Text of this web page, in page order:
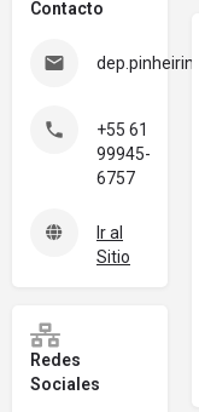
Contacto
+55 61
99945-
6757
Ir al
Sitio
Redes
Sociales